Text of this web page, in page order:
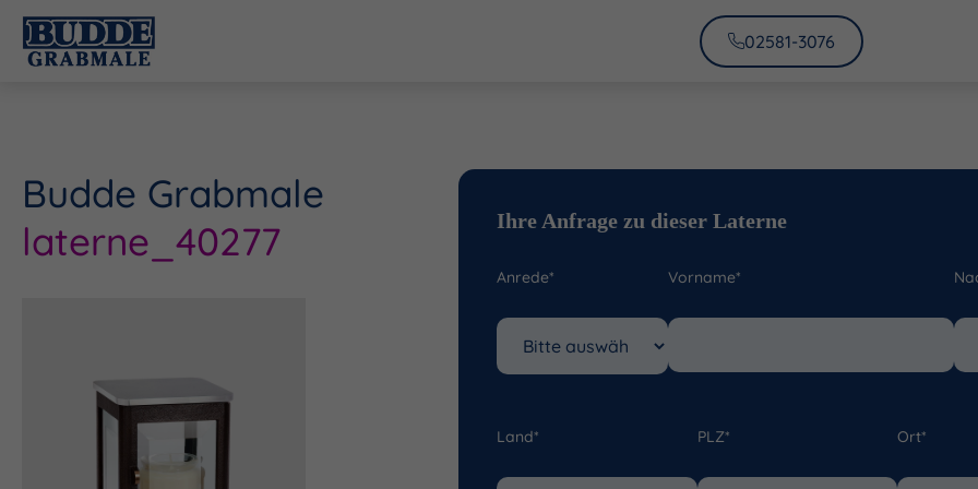
02581-3076
Budde Grabmale
laterne_40277
Ihre Anfrage zu dieser Laterne
Anrede* Vorname*
Land* PLZ* Ort*